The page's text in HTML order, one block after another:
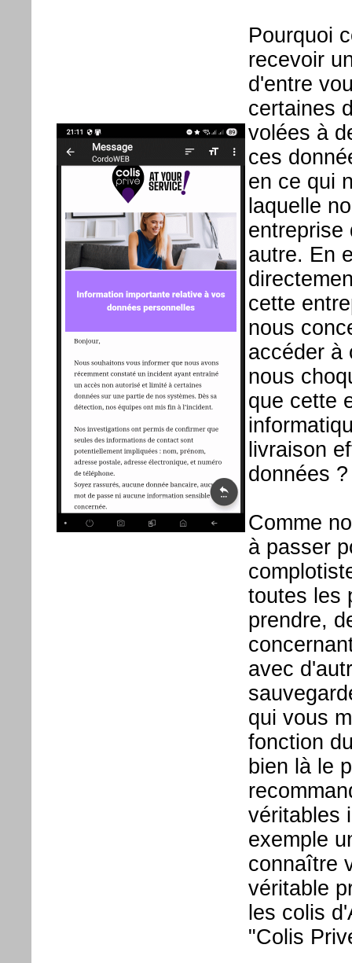
Pourquoi
recevoir
d'entre
certaines
volées à
ces
en ce qui
laquelle
entreprise
autre. En
cette
nous
accéder à
nous
que cette
livraison
données ?
Comme
à passer
toutes les
prendre,
avec
qui vous
fonction
bien là le
véritables
exemple
connaître
véritable
les colis
"Colis